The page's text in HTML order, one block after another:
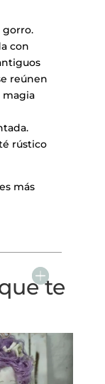
gorro.
con
reúnen
magia
rústico
más
te